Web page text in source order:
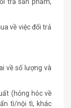
về việc đổi trả
về số lượng và
(hỏng hóc về
tì/nội tì, khác